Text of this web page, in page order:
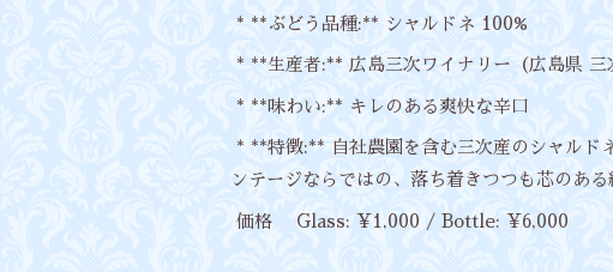
* **ぶどう品種:** シャルドネ 100%
* **生産者:** 広島三次ワイナリー（広島県 三
* **味わい:** キレのある爽快な辛口
* **特徴:** 自社農園を含む三次産のシャルド
ンテージならではの、落ち着きつつも芯のあ
価格 Glass: ¥1,000 / Bottle: ¥6,000